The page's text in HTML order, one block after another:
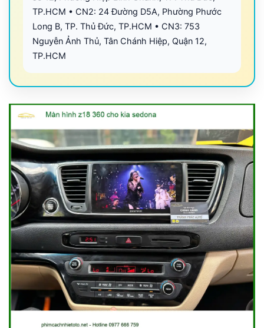
TP.HCM • CN2: 24 Đường D5A, Phường Phước
Long B, TP. Thủ Đức, TP.HCM • CN3: 753
Nguyễn Ảnh Thủ, Tân Chánh Hiệp, Quận 12,
TP.HCM